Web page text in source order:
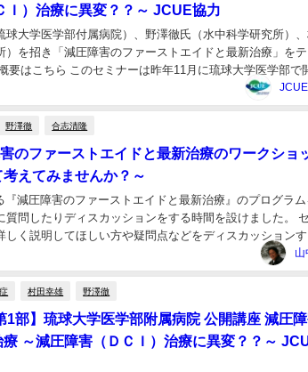
Ｉ）治療に異変？？～ JCUE協力
球大学医学部付属病院）、野澤徹氏（水中科学研究所）
）を招き「減圧障害のファーストエイドと最新治療」を
要はこちら このセミナーは昨年11月に琉球大学医学部で
医学会学術総...
野澤徹 合志清隆
のファーストエイドと最新治療のワークショ
えてみませんか？～
『減圧障害のファーストエイドと最新治療』のプログラ
質問したりディスカッションをする時間を設けました。
しく説明してほしい方や疑問点などをディスカッション
し会場の移動...
山
村田幸雄 野澤徹
1部】琉球大学医学部附属病院 公開講座 減圧
～減圧障害（ＤＣＩ）治療に異変？？～